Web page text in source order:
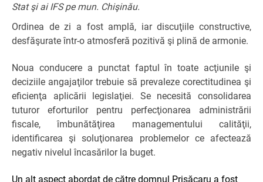
Stat şi ai IFS pe mun. Chişinău.
Ordinea de zi a fost amplă, iar discuţiile constructive,
desfăşurate într-o atmosferă pozitivă şi plină de armonie.
Noua conducere a punctat faptul în toate acţiunile şi
deciziile angajaţilor trebuie să prevaleze corectitudinea şi
eficienţa aplicării legislaţiei. Se necesită consolidarea
tuturor eforturilor pentru perfecţionarea administrării
fiscale, îmbunătăţirea managementului calităţii,
identificarea şi soluţionarea problemelor ce afectează
negativ nivelul încasărilor la buget.
Un alt aspect abordat de către domnul Prisăcaru a fost